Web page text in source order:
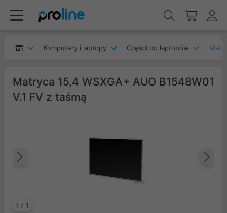
Komputery i laptopy Części do laptopów
Matryca 15,4 WSXGA+ AUO B1548W01
V.1 FV z taśmą
1 z 1